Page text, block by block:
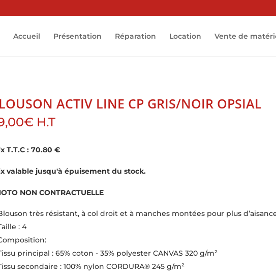
Accueil Présentation Réparation Location Vente de
ACTIV LINE CP GRIS/NOIR OPSIAL
€ H.T
T.T.C : 70.80 €
valable jusqu'à épuisement du stock.
NON CONTRACTUELLE
très résistant, à col droit et à manches montées pour plus
: 4
principal : 65% coton - 35% polyester CANVAS 320 g/m²
secondaire : 100% nylon CORDURA® 245 g/m²